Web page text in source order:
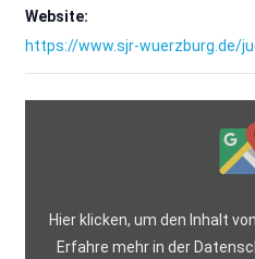
Website:
https://www.sjr-wuerzburg.de/
Hier klicken, um den Inhalt
Erfahre mehr in der